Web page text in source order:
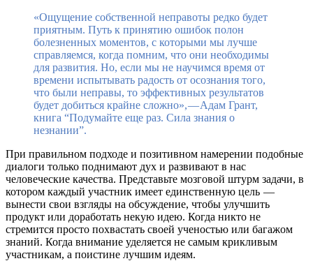
«Ощущение собственной неправоты редко будет
приятным. Путь к принятию ошибок полон
болезненных моментов, с которыми мы лучше
справляемся, когда помним, что они необходимы
для развития. Но, если мы не научимся время от
времени испытывать радость от осознания того,
что были неправы, то эффективных результатов
будет добиться крайне сложно», — Адам Грант,
книга “Подумайте еще раз. Сила знания о
незнании”.
При правильном подходе и позитивном намерении подобные
диалоги только поднимают дух и развивают в нас
человеческие качества. Представьте мозговой штурм задачи, в
котором каждый участник имеет единственную цель —
вынести свои взгляды на обсуждение, чтобы улучшить
продукт или доработать некую идею. Когда никто не
стремится просто похвастать своей ученостью или багажом
знаний. Когда внимание уделяется не самым крикливым
участникам, а поистине лучшим идеям.